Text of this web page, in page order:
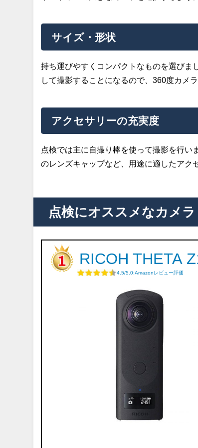
サイズ・形状
持ち運びやすくコンパクトなものを選びま
して撮影することになるので、360度カメ
アクセサリーの充実度
点検では主に自撮り棒を使って撮影を行
のレンズキャップなど、用途に適したアク
点検にオススメなカメラ
RICOH THETA
4.5/5.0:Amazonレビュー評価